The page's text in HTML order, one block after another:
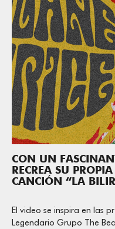
CON UN
RECREA SU
CANCIÓN “LA
El video se inspira en las
Legendario Grupo The